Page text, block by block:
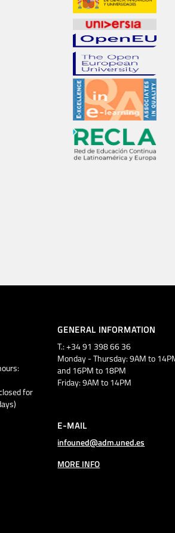
for
GENERAL INFORMATION
T.: +34 91 398 66 36
Monday - Thursday: 9AM to
and 16PM to 18PM
Friday: 9AM to 14PM
E-MAIL
infouned@adm.uned.es
MORE INFO